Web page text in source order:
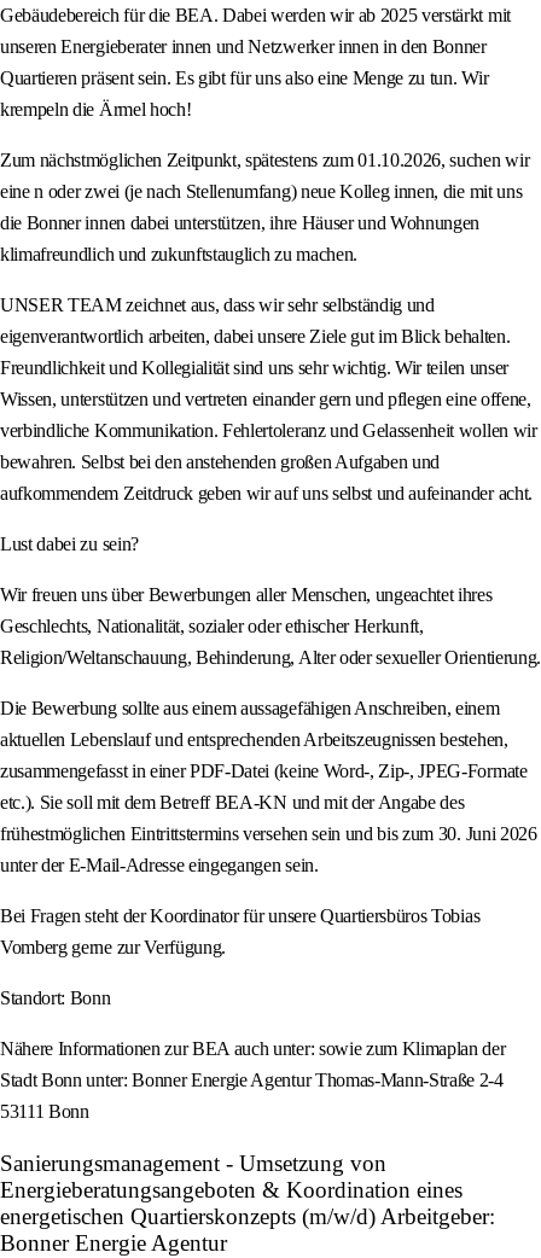
Gebäudebereich für die BEA. Dabei werden wir ab 2025 verstärkt mit
unseren Energieberater innen und Netzwerker innen in den Bonner
Quartieren präsent sein. Es gibt für uns also eine Menge zu tun. Wir
krempeln die Ärmel hoch!
Zum nächstmöglichen Zeitpunkt, spätestens zum 01.10.2026, suchen wir
eine n oder zwei (je nach Stellenumfang) neue Kolleg innen, die mit uns
die Bonner innen dabei unterstützen, ihre Häuser und Wohnungen
klimafreundlich und zukunftstauglich zu machen.
UNSER TEAM zeichnet aus, dass wir sehr selbständig und
eigenverantwortlich arbeiten, dabei unsere Ziele gut im Blick behalten.
Freundlichkeit und Kollegialität sind uns sehr wichtig. Wir teilen unser
Wissen, unterstützen und vertreten einander gern und pflegen eine offene,
verbindliche Kommunikation. Fehlertoleranz und Gelassenheit wollen wir
bewahren. Selbst bei den anstehenden großen Aufgaben und
aufkommendem Zeitdruck geben wir auf uns selbst und aufeinander acht.
Lust dabei zu sein?
Wir freuen uns über Bewerbungen aller Menschen, ungeachtet ihres
Geschlechts, Nationalität, sozialer oder ethischer Herkunft,
Religion/Weltanschauung, Behinderung, Alter oder sexueller Orientierung.
Die Bewerbung sollte aus einem aussagefähigen Anschreiben, einem
aktuellen Lebenslauf und entsprechenden Arbeitszeugnissen bestehen,
zusammengefasst in einer PDF-Datei (keine Word-, Zip-, JPEG-Formate
etc.). Sie soll mit dem Betreff BEA-KN und mit der Angabe des
frühestmöglichen Eintrittstermins versehen sein und bis zum 30. Juni 2026
unter der E-Mail-Adresse eingegangen sein.
Bei Fragen steht der Koordinator für unsere Quartiersbüros Tobias
Vomberg gerne zur Verfügung.
Standort: Bonn
Nähere Informationen zur BEA auch unter: sowie zum Klimaplan der
Stadt Bonn unter: Bonner Energie Agentur Thomas-Mann-Straße 2-4
53111 Bonn
Sanierungsmanagement - Umsetzung von
Energieberatungsangeboten & Koordination eines
energetischen Quartierskonzepts (m/w/d) Arbeitgeber:
Bonner Energie Agentur